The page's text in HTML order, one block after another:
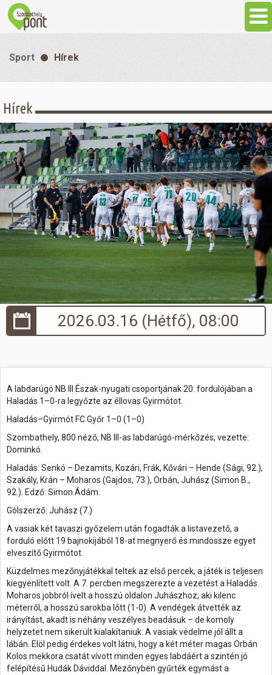
Látnivalók
Gasztronómia
Szállás
Sport
Szabadidő
Hasznos
Sport Hírek
Hírek
2026.03.16 (Hétfő), 08:00
A labdarúgó NB III Észak-nyugati csoportjának 20. fordulójában a
Haladás 1–0-ra legyőzte az éllovas Gyirmótot.
Haladás–Gyirmót FC Győr 1–0 (1–0)
Szombathely, 800 néző, NB III-as labdarúgó-mérkőzés, vezette:
Dominkó.
Haladás: Senkó – Dezamits, Kozári, Frák, Kővári – Hende (Sági, 92.),
Szakály, Krán – Moharos (Gajdos, 73.), Orbán, Juhász (Simon B.,
92.). Edző: Simon Ádám.
Gólszerző: Juhász (7.)
A vasiak két tavaszi győzelem után fogadták a listavezető, a
forduló előtt 19 bajnokijából 18-at megnyerő és mindössze egyet
elveszítő Gyirmótot.
Küzdelmes mezőnyjátékkal teltek az első percek, a játék is teljesen
kiegyenlített volt. A 7. percben megszerezte a vezetést a Haladás.
Moharos jobbról ívelt a hosszú oldalon Juhászhoz, aki kilenc
méterről, a hosszú sarokba lőtt (1-0). A vendégek átvették az
irányítást, akadt is néhány veszélyes beadásuk – de komoly
helyzetet nem sikerült kialakítaniuk. A vasiak védelme jól állt a
lábán. Elöl pedig érdekes volt látni, hogy a két méter magas Orbán
Kolos mekkora csatát vívott minden egyes labdáért a szintén jó
felépítésű Hudák Dáviddal. Mezőnyben gyűrték egymást a